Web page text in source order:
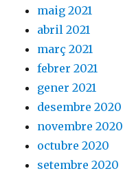
maig 2021
abril 2021
març 2021
febrer 2021
gener 2021
desembre 2020
novembre 2020
octubre 2020
setembre 2020